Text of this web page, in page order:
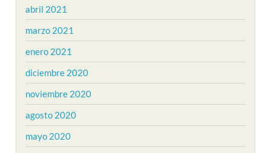
abril 2021
marzo 2021
enero 2021
diciembre 2020
noviembre 2020
agosto 2020
mayo 2020